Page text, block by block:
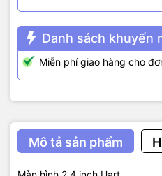
Danh sách khuyến
Miễn phí giao hàng cho
Mô tả sản phẩm